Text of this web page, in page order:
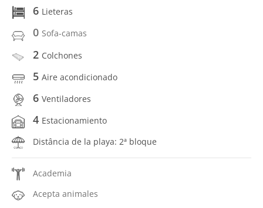
6 Lieteras
0 Sofa-camas
2 Colchones
5 Aire acondicionado
6 Ventiladores
4 Estacionamiento
Distância de la playa: 2ª bloque
Academia
Acepta animales